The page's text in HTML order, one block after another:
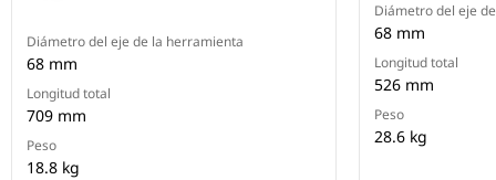
Diámetro del eje de la herramienta
68 mm
Longitud total
709 mm
Peso
18.8 kg
Diámetro del eje
68 mm
Longitud total
526 mm
Peso
28.6 kg